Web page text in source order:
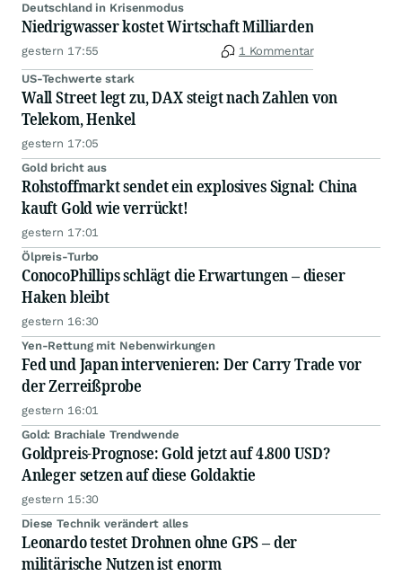
Deutschland in Krisenmodus
Niedrigwasser kostet Wirtschaft Milliarden
gestern 17:55 1 Kommentar
US-Techwerte stark
Wall Street legt zu, DAX steigt nach Zahlen von
Telekom, Henkel
gestern 17:05
Gold bricht aus
Rohstoffmarkt sendet ein explosives Signal: China
kauft Gold wie verrückt!
gestern 17:01
Ölpreis-Turbo
ConocoPhillips schlägt die Erwartungen – dieser
Haken bleibt
gestern 16:30
Yen-Rettung mit Nebenwirkungen
Fed und Japan intervenieren: Der Carry Trade vor
der Zerreißprobe
gestern 16:01
Gold: Brachiale Trendwende
Goldpreis-Prognose: Gold jetzt auf 4.800 USD?
Anleger setzen auf diese Goldaktie
gestern 15:30
Diese Technik verändert alles
Leonardo testet Drohnen ohne GPS – der
militärische Nutzen ist enorm